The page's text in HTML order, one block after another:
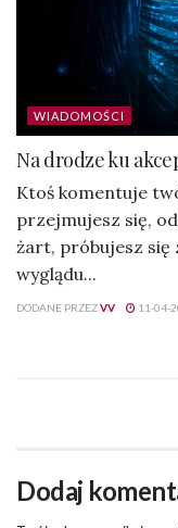
WIADOMOŚCI
Na drodze ku
Ktoś komentuje
przejmujesz się,
żart, próbujesz
wyglądu...
DODANE PRZEZVV 11-04-
Dodaj